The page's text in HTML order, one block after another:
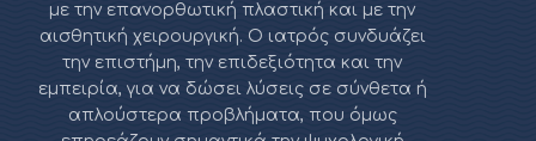
με την επανορθωτική πλαστική και με την
αισθητική χειρουργική. Ο ιατρός συνδυάζει
την επιστήμη, την επιδεξιότητα και την
εμπειρία, για να δώσει λύσεις σε σύνθετα ή
απλούστερα προβλήματα, που όμως